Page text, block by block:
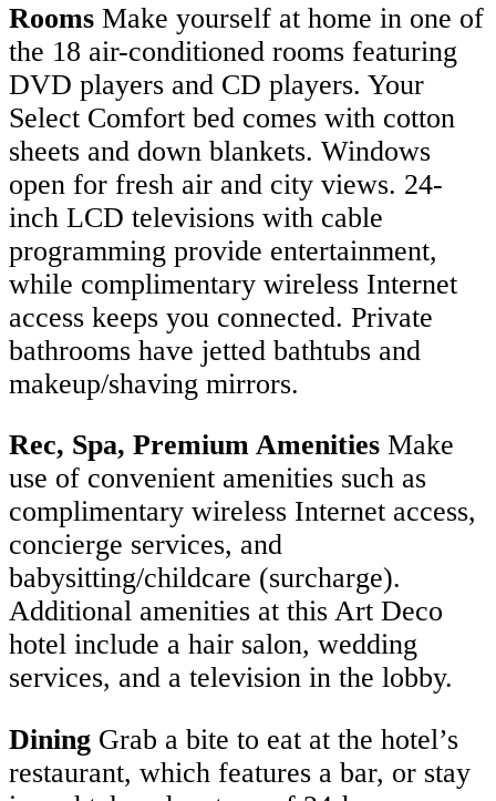
Rooms Make yourself at home in one of
the 18 air-conditioned rooms featuring
DVD players and CD players. Your
Select Comfort bed comes with cotton
sheets and down blankets. Windows
open for fresh air and city views. 24-
inch LCD televisions with cable
programming provide entertainment,
while complimentary wireless Internet
access keeps you connected. Private
bathrooms have jetted bathtubs and
makeup/shaving mirrors.
Rec, Spa, Premium Amenities Make
use of convenient amenities such as
complimentary wireless Internet access,
concierge services, and
babysitting/childcare (surcharge).
Additional amenities at this Art Deco
hotel include a hair salon, wedding
services, and a television in the lobby.
Dining Grab a bite to eat at the hotel’s
restaurant, which features a bar, or stay